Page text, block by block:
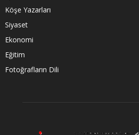
Köşe Yazarları
Siyaset
Ekonomi
Eğitim
Fotoğrafların Dili